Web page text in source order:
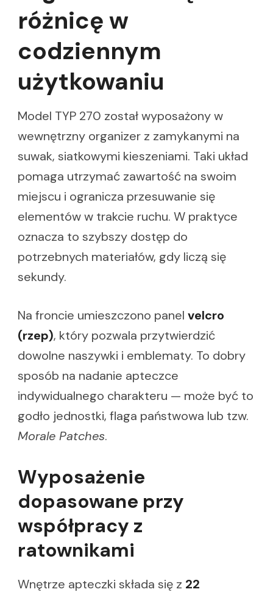
różnicę w
codziennym
użytkowaniu
Model TYP 270 został wyposażony w
wewnętrzny organizer z zamykanymi na
suwak, siatkowymi kieszeniami. Taki układ
pomaga utrzymać zawartość na swoim
miejscu i ogranicza przesuwanie się
elementów w trakcie ruchu. W praktyce
oznacza to szybszy dostęp do
potrzebnych materiałów, gdy liczą się
sekundy.
Na froncie umieszczono panel velcro
(rzep), który pozwala przytwierdzić
dowolne naszywki i emblematy. To dobry
sposób na nadanie apteczce
indywidualnego charakteru — może być to
godło jednostki, flaga państwowa lub tzw.
Morale Patches.
Wyposażenie
dopasowane przy
współpracy z
ratownikami
Wnętrze apteczki składa się z 22